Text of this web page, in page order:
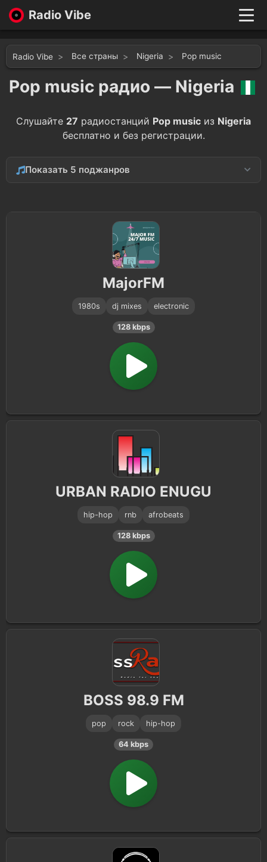
Radio Vibe
New
Genres
Likes
Top 100
Radio Vibe Все страны Nigeria Pop music
Pop music радио — Nigeria
Слушайте 27 радиостанций Pop music из Nigeria
бесплатно и без регистрации.
Показать 5 поджанров
MajorFM
1980s dj mixes electronic
128 kbps
URBAN RADIO ENUGU
hip-hop rnb afrobeats
128 kbps
BOSS 98.9 FM
pop rock hip-hop
64 kbps